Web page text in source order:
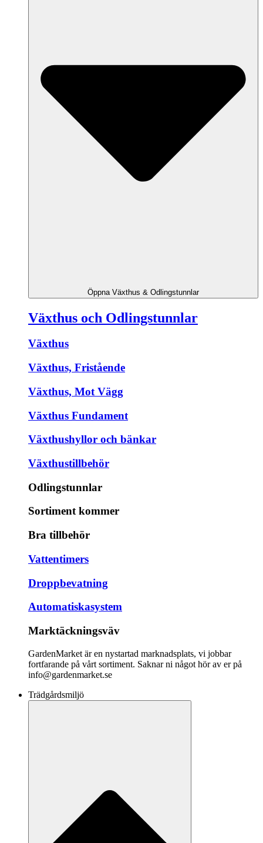
Öppna Växthus & Odlingstunnlar
Växthus och Odlingstunnlar
Växthus
Växthus, Fristående
Växthus, Mot Vägg
Växthus Fundament
Växthushyllor och bänkar
Växthustillbehör
Odlingstunnlar
Sortiment kommer
Bra tillbehör
Vattentimers
Droppbevatning
Automatiskasystem
Marktäckningsväv
GardenMarket är en nystartad marknadsplats, vi jobbar
fortfarande på vårt sortiment. Saknar ni något hör av er på
info@gardenmarket.se
Trädgårdsmiljö